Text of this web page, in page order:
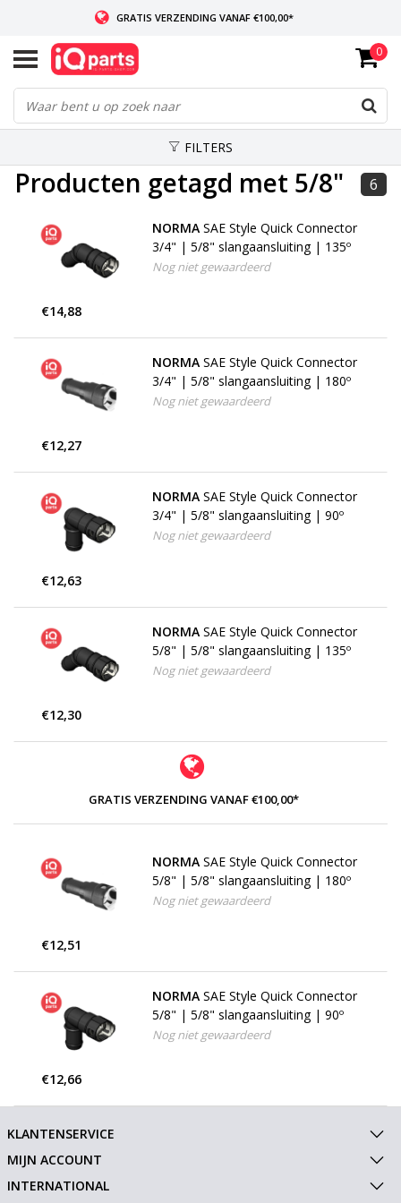
GRATIS VERZENDING VANAF €100,00*
INDIEN VOORRADIG: VOOR 14:00 BESTELD, ZELFDE DAG VERZONDEN
WERELDWIJDE LEVERING
0
FILTERS
Producten getagd met 5/8" 6
NORMA SAE Style Quick Connector
3/4" | 5/8" slangaansluiting | 135º
Nog niet gewaardeerd
€14,88
NORMA SAE Style Quick Connector
3/4" | 5/8" slangaansluiting | 180º
Nog niet gewaardeerd
€12,27
NORMA SAE Style Quick Connector
3/4" | 5/8" slangaansluiting | 90º
Nog niet gewaardeerd
€12,63
NORMA SAE Style Quick Connector
5/8" | 5/8" slangaansluiting | 135º
Nog niet gewaardeerd
€12,30
GRATIS VERZENDING VANAF €100,00*
NORMA SAE Style Quick Connector
5/8" | 5/8" slangaansluiting | 180º
Nog niet gewaardeerd
€12,51
NORMA SAE Style Quick Connector
5/8" | 5/8" slangaansluiting | 90º
Nog niet gewaardeerd
€12,66
KLANTENSERVICE
MIJN ACCOUNT
INTERNATIONAL